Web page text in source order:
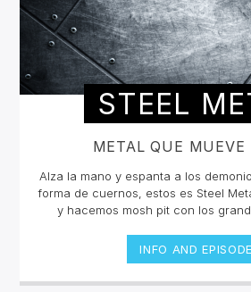
STEEL
METAL QUE MUEVE
Alza la mano y espanta a los
forma de cuernos, estos es Steel
y hacemos mosh pit con los
Symphonic Metal, Doom, Stoner, Nu
Speed Metal, Black Metal, Metal
ruido!Miércoles 6pm a 8 pm |
INFO AND